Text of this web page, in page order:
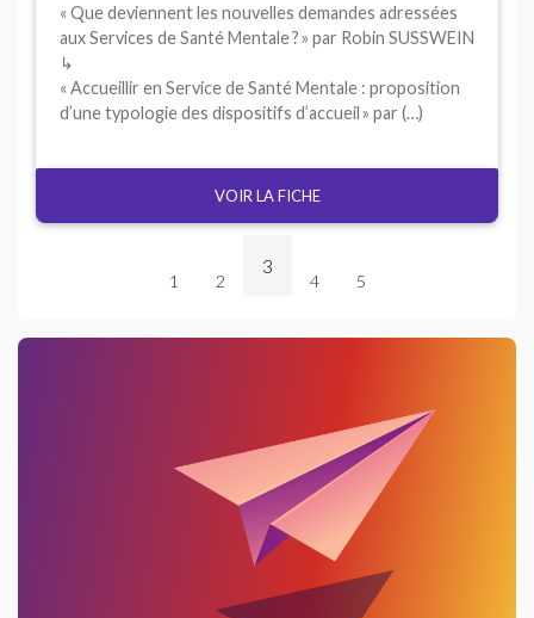
«Que deviennent les nouvelles demandes adressées
aux Services de Santé Mentale?» par Robin SUSSWEIN
↳
«Accueillir en Service de Santé Mentale : proposition
d’une typologie des dispositifs d’accueil» par (…)
VOIR LA FICHE
1 2
3
4 5